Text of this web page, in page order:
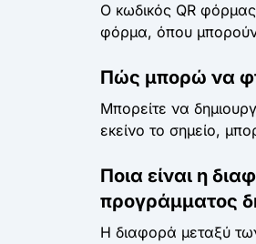
Ο κωδικός QR
φόρμα, όπου
Πώς μπορώ να
Μπορείτε να
εκείνο το σημείο,
Ποια είναι η
προγράμματος
Η διαφορά μεταξύ